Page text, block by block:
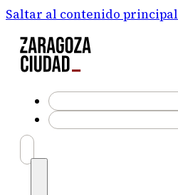
Saltar al contenido principal